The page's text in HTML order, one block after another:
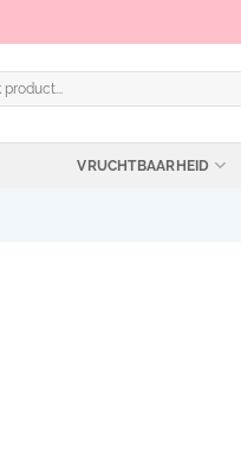
VRUCHTBAARHEID